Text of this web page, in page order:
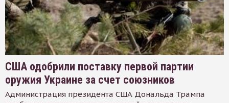
США одобрили поставку первой партии
оружия Украине за счет союзников
Администрация президента США Дональда Трампа